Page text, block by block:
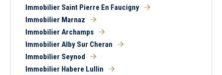
Immobilier Saint Pierre En Faucigny
Immobilier Marnaz
Immobilier Archamps
Immobilier Alby Sur Cheran
Immobilier Seynod
Immobilier Habere Lullin